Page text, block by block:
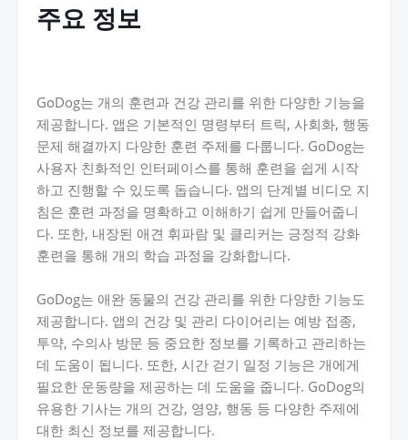
주요 정보
GoDog는 개의 훈련과 건강 관리를 위한 다양한 기능을
제공합니다. 앱은 기본적인 명령부터 트릭, 사회화, 행동
문제 해결까지 다양한 훈련 주제를 다룹니다. GoDog는
사용자 친화적인 인터페이스를 통해 훈련을 쉽게 시작
하고 진행할 수 있도록 돕습니다. 앱의 단계별 비디오 지
침은 훈련 과정을 명확하고 이해하기 쉽게 만들어줍니
다. 또한, 내장된 애견 휘파람 및 클리커는 긍정적 강화
훈련을 통해 개의 학습 과정을 강화합니다.
GoDog는 애완 동물의 건강 관리를 위한 다양한 기능도
제공합니다. 앱의 건강 및 관리 다이어리는 예방 접종,
투약, 수의사 방문 등 중요한 정보를 기록하고 관리하는
데 도움이 됩니다. 또한, 시간 걷기 일정 기능은 개에게
필요한 운동량을 제공하는 데 도움을 줍니다. GoDog의
유용한 기사는 개의 건강, 영양, 행동 등 다양한 주제에
대한 최신 정보를 제공합니다.